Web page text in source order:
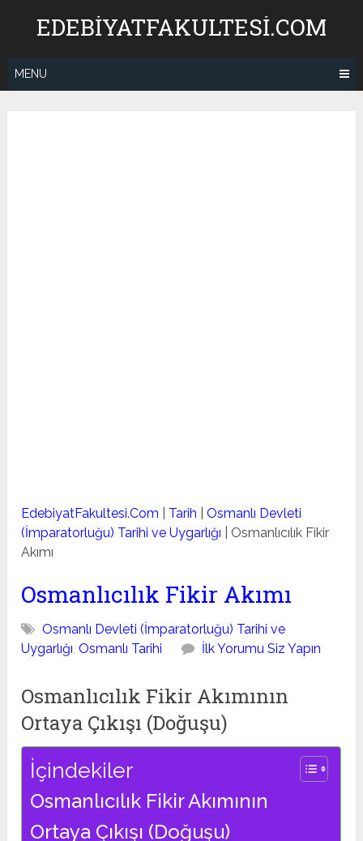
EDEBIYATFAKULTESI.COM
MENU
EdebiyatFakultesi.Com Tarih |Osmanlı Devleti
(İmparatorluğu) Tarihi ve Uygarlığı
Osmanlıcılık Fikir
Akımı
Osmanlıcılık Fikir Akımı
Osmanlı Devleti (İmparatorluğu) Tarihi ve
Uygarlığı,Osmanlı Tarihi İlk Yorumu Siz Yapın
Osmanlıcılık Fikir Akımının
Ortaya Çıkışı (Doğuşu)
İçindekiler
Osmanlıcılık Fikir Akımının
Ortaya Çıkışı (Doğuşu)